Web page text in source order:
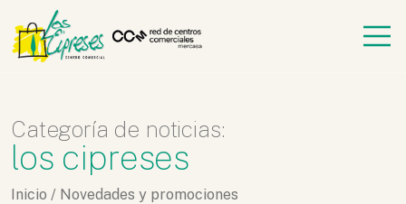
Categoría de noticias:
los cipreses
Inicio / Novedades y promociones